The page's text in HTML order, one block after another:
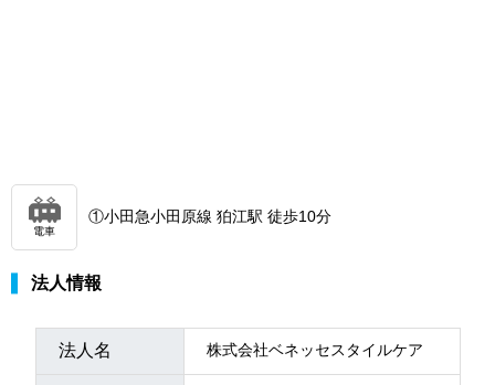
電車
①小田急小田原線 狛江駅 徒歩10分
法人情報
法人名 株式会社ベネッセスタイルケア